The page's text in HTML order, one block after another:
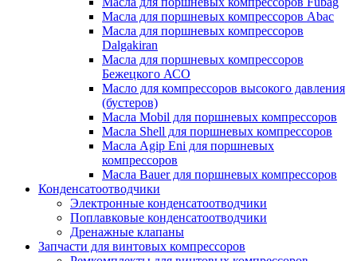
Масла для поршневых компрессоров Abac
Масла для поршневых компрессоров
Dalgakiran
Масла для поршневых компрессоров
Бежецкого АСО
Масло для компрессоров высокого давления
(бустеров)
Масла Mobil для поршневых компрессоров
Масла Shell для поршневых компрессоров
Масла Agip Eni для поршневых
компрессоров
Масла Bauer для поршневых компрессоров
Конденсатоотводчики
Электронные конденсатоотводчики
Поплавковые конденсатоотводчики
Дренажные клапаны
Запчасти для винтовых компрессоров